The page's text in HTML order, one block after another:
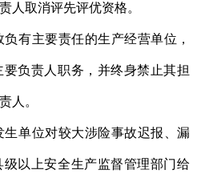
人取消评先评优资格。
主要责任的生产经营单位，
负责人职务，并终身禁止其担
人。
位对较大涉险事故迟报、漏
以上安全生产监督管理部门给